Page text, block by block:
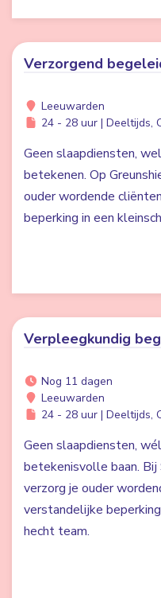
Verzorgend
Leeuwarden
24 - 28 uur | Deeltijds,
Geen slaapdiensten,
betekenen. Op
ouder wordende
beperking in een
Verpleegkundig
Nog 11 dagen
Leeuwarden
24 - 28 uur | Deeltijds,
Geen slaapdiensten,
betekenisvolle baan.
verzorg je ouder
verstandelijke
hecht team.